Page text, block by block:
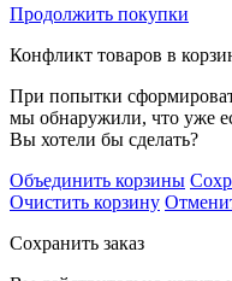
Продолжить покупки
Конфликт товаров в
При попытки
мы обнаружили, что уже
Вы хотели бы сделать?
Объединить корзины
Очистить корзину
Сохранить заказ